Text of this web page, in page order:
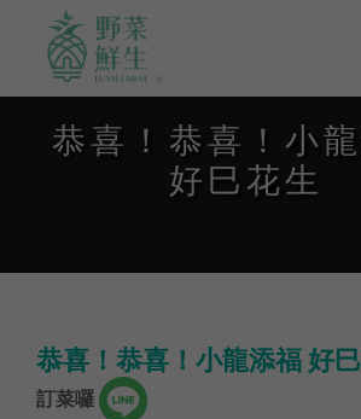
恭喜！恭喜！小
好巳花生
恭喜！恭喜！小龍添福 好
訂菜囉